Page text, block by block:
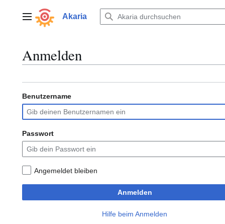
springenHauptmenüAkaria
Anmelden
Benutzername
Passwort
Angemeldet bleiben
Anmelden
Hilfe beim Anmelden